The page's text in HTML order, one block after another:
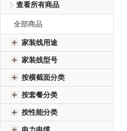
查看所有商品
全部商品
家装线用途
家装线型号
按横截面分类
按套餐分类
按性能分类